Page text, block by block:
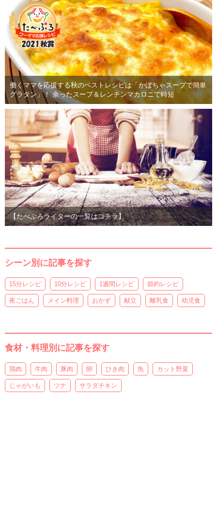
働くママを応援する秋のベストレシピは「かぼちゃスープで簡単
グラタン」！ 余ったスープ＆レンチンマカロニで時短
【たべぷろライターの一覧はコチラ】
シーン別に記事を探す
15分レシピ 10分レシピ 1週間レシピ 節約レシピ
夜ごはん メイン料理 おかず 献立 離乳食 幼児食
食材・料理別に記事を探す
鶏肉 牛肉 豚肉 卵 ひき肉 魚 カット野菜
じゃがいも ツナ サラダチキン